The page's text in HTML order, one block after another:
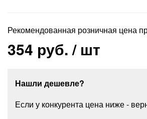
Рекомендованная розничная цена
354 руб./ шт
Нашли дешевле?
Если у конкурента цена ниже -